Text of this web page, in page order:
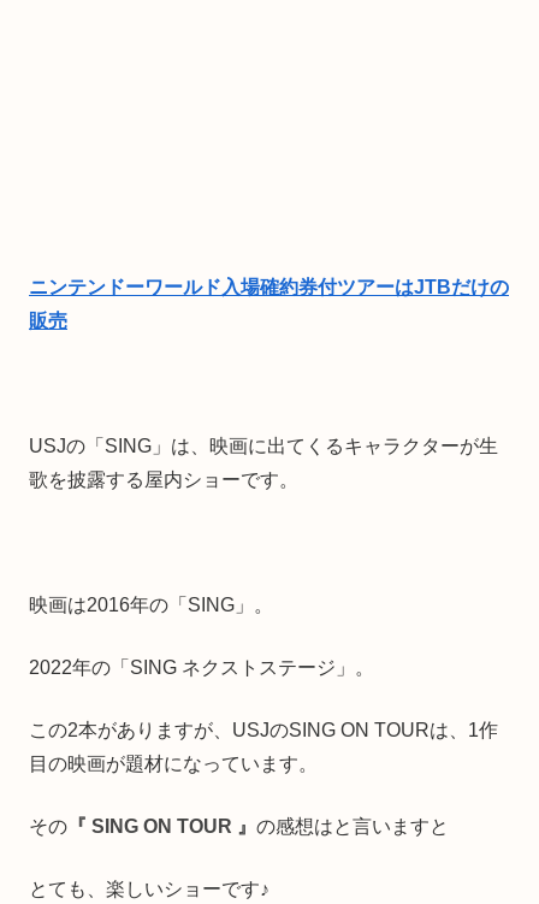
ニンテンドーワールド入場確約券付ツアーはJTBだけの
販売
USJの「SING」は、映画に出てくるキャラクターが生
歌を披露する屋内ショーです。
映画は2016年の「SING」。
2022年の「SING ネクストステージ」。
この2本がありますが、USJのSING ON TOURは、1作
目の映画が題材になっています。
その 『 SING ON TOUR 』 の感想はと言いますと
とても、楽しいショーです♪